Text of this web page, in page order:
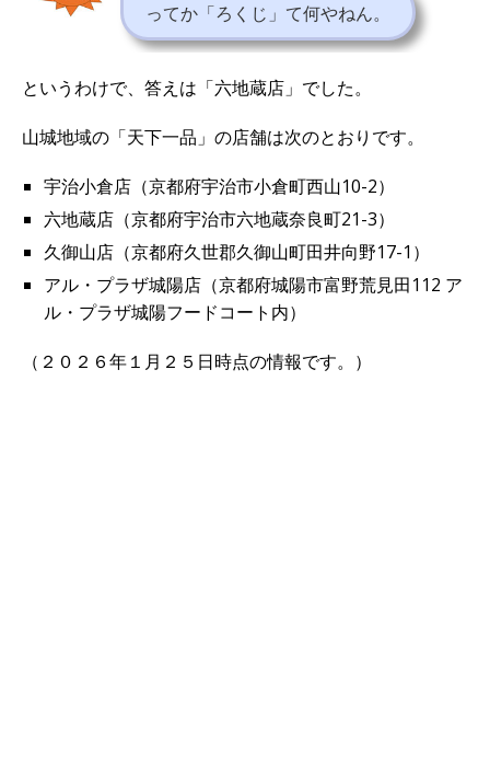
ってか「ろくじ」て何やねん。
というわけで、答えは「六地蔵店」でした。
山城地域の「天下一品」の店舗は次のとおりです。
宇治小倉店（京都府宇治市小倉町西山10-2）
六地蔵店（京都府宇治市六地蔵奈良町21-3）
久御山店（京都府久世郡久御山町田井向野17-1）
アル・プラザ城陽店（京都府城陽市富野荒見田112 ア
ル・プラザ城陽フードコート内）
（２０２６年１月２５日時点の情報です。）